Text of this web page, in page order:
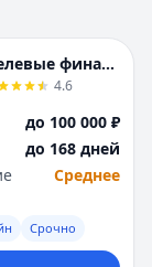
Челны
Целевые финансы
4.6
до 100 000 ₽
до 168 дней
Среднее
Срочно